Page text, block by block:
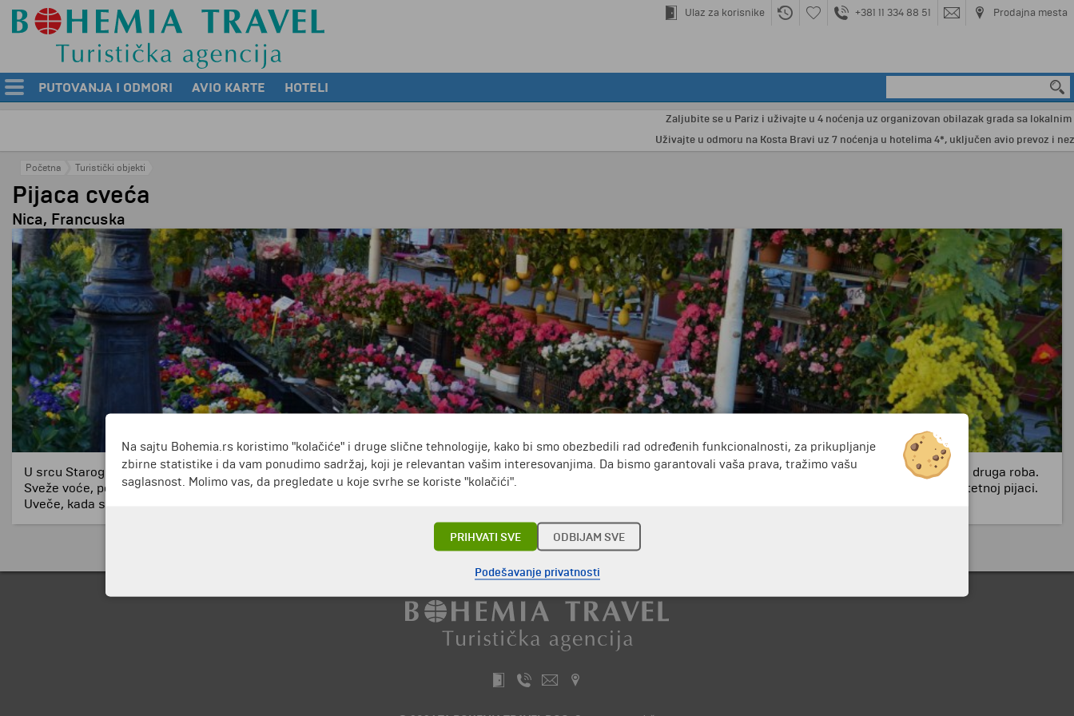
Ulaz za korisnike +381 11 334 88 51 Prodajna mesta
PUTOVANJA I ODMORI AVIO KARTE HOTELI
Zaljubite se u Pariz i uživajte u 4 noćenja uz organizovan obilazak grada sa lokalnim
Uživajte u odmoru na Kosta Bravi uz 7 noćenja u hotelima 4*, uključen avio prevoz i
Početna Turistički objekti
Pijaca cveća
Nica, Francuska
U srcu Starog grada nalazi se „Le marché aux fleurs“ – šarena cvetna pijaca. Svakog jutra od utorka do subote, ovde se nudi širok izbor svežeg cveća, kao i brojna druga roba.
Sveže voće, povrće, hleb, delikatesi, masline, sir, slatkiši su samo neki od proizvoda koje ćete ovde naći. A svakog ponedeljka, Cvetna pijaca ustupa mesto antikvitetnoj pijaci.
Uveče, kada su cvetni paviljoni već zatvoreni, na red dolaze udobni mali restorani koji nude tipična mediteranska jela.
Putovanja i odmori do Francuska »
Na sajtu Bohemia.rs koristimo "kolačiće" i druge slične tehnologije, kako bi smo obezbedili rad određenih funkcionalnosti, za prikupljanje
zbirne statistike i da vam ponudimo sadržaj, koji je relevantan vašim interesovanjima. Da bismo garantovali vaša prava, tražimo vašu
saglasnost. Molimo vas, da pregledate u koje svrhe se koriste "kolačići".
PRIHVATI SVE ODBIJAM SVE
Podešavanje privatnosti